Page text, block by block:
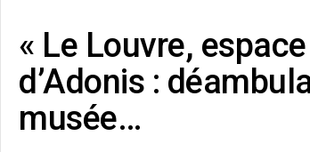
« Le Louvre,
d’Adonis :
musée…